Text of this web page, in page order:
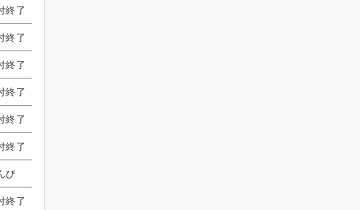
終了
終了
終了
終了
終了
終了
び
終了
終了
終了
終了
終了
終了
終了
び
終了
終了
終了
終了
終了
終了
終了
び
終了
終了
終了
終了
終了
終了
終了
び
終了